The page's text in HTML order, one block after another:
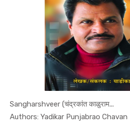
Sangharshveer (चंद्रकांत काळुराम...
Authors: Yadikar Punjabrao Chavan
In Biography